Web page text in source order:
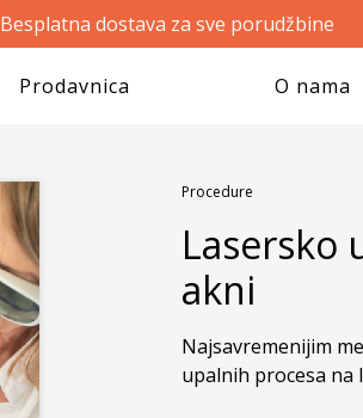
Besplatna dostava za sve porudžbine
Prodavnica O nama
Procedure
Lasersko
akni
Najsavremenijim
upalnih procesa na